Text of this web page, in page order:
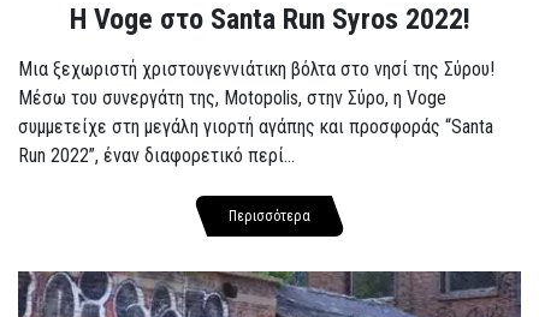
Η Voge στο Santa Run Syros 2022!
Μια ξεχωριστή χριστουγεννιάτικη βόλτα στο νησί της Σύρου!
Μέσω του συνεργάτη της, Motopolis, στην Σύρο, η Voge
συμμετείχε στη μεγάλη γιορτή αγάπης και προσφοράς “Santa
Run 2022”, έναν διαφορετικό περί...
Περισσότερα